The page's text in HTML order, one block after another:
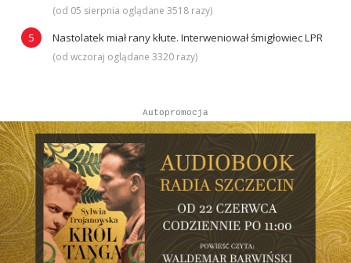
(od 05 sierpnia oglądane 3518 razy)
Nastolatek miał rany kłute. Interweniował śmigłowiec LPR
(od wczoraj oglądane 3320 razy)
Autopromocja